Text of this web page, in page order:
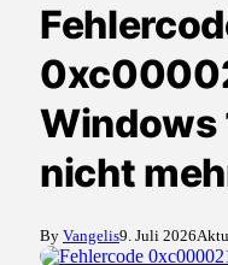
Windows
nicht
By Vangelis9. Juli 2026